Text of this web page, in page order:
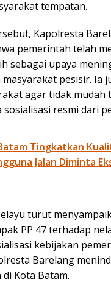
tempatan.
Kapolresta
pemerintah telah
sebagai upaya
pesisir. Ia
agar tidak mudah
sosialisasi resmi dari
Tingkatkan
Jalan Diminta
turut
PP 47 terhadap
kebijakan
Barelang
Kota Batam.